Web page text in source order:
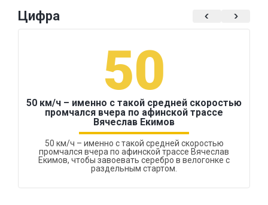
Цифра
50
50 км/ч – именно с такой средней скоростью
промчался вчера по афинской трассе
Вячеслав Екимов
50 км/ч – именно с такой средней скоростью
промчался вчера по афинской трассе Вячеслав
Екимов, чтобы завоевать серебро в велогонке с
раздельным стартом.